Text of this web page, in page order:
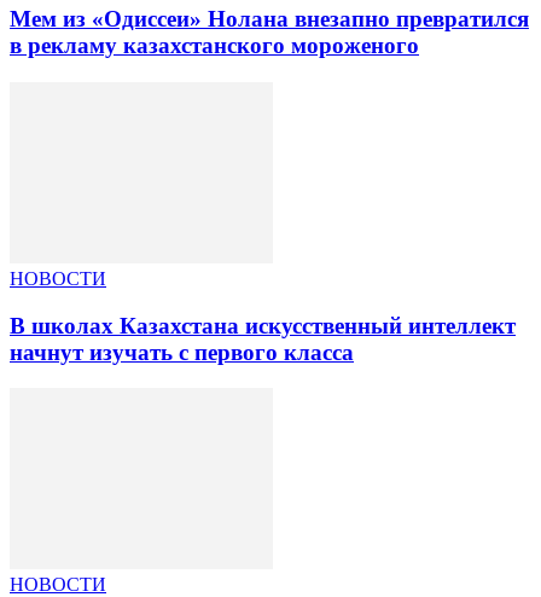
Мем из «Одиссеи» Нолана внезапно превратился
в рекламу казахстанского мороженого
НОВОСТИ
В школах Казахстана искусственный интеллект
начнут изучать с первого класса
НОВОСТИ